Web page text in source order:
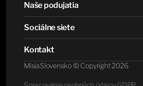
O nás
Podujatia
Články
Potrebujem modlitbu
Finančná podpora
Kontakt
Naše podujatia
Street Gospel Tour
Evanjelizácie
Iné podujatia
Sociálne siete
Instagram
Facebook
Kontakt
MisiaSlovensko © Copyright 2026